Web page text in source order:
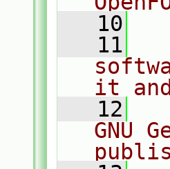
   10
   11
it
   12
GNU